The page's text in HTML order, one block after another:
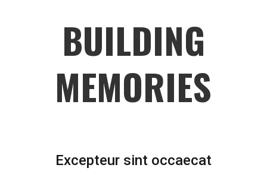
BUILDING
MEMORIES
Excepteur sint occaecat